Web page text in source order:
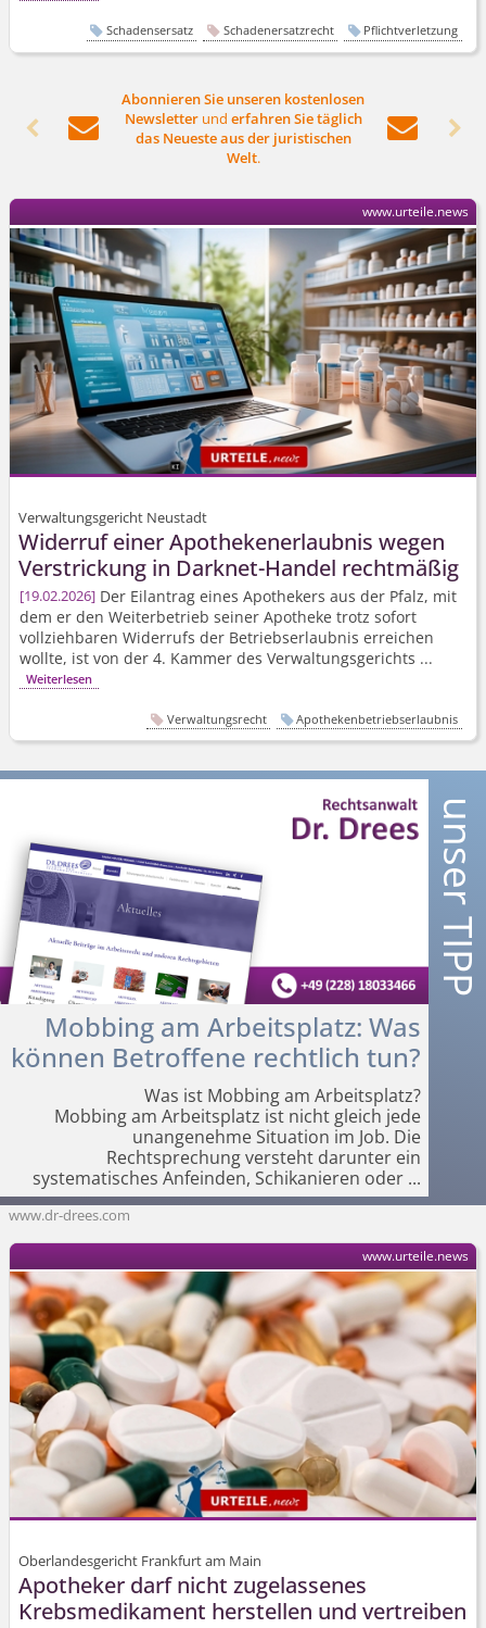
Schadensersatz Schadenersatzrecht Pflichtverletzung
 
Abonnieren Sie unseren kostenlosen
Newsletterund erfahren Sie täglich
das Neueste aus der juristischen
Welt.
 
Verwaltungsgericht Neustadt
Widerruf einer Apothekenerlaubnis wegen
Verstrickung in Darknet-Handel rechtmäßig
19.02.2026 Der Eilantrag eines Apothekers aus der Pfalz, mit
dem er den Weiterbetrieb seiner Apotheke trotz sofort
vollziehbaren Widerrufs der Betriebserlaubnis erreichen
wollte, ist von der 4. Kammer des Verwaltungsgerichts ...
Weiterlesen
www.urteile.news
Verwaltungsrecht Apothekenbetriebserlaubnis
Mobbing am Arbeitsplatz: Was
können Betroffene rechtlich tun?
Was ist Mobbing am Arbeitsplatz?
Mobbing am Arbeitsplatz ist nicht gleich jede
unangenehme Situation im Job. Die
Rechtsprechung versteht darunter ein
systematisches Anfeinden, Schikanieren oder ...
www.dr-drees.com
Oberlandesgericht Frankfurt am Main
Apotheker darf nicht zugelassenes
Krebsmedikament herstellen und vertreiben
www.urteile.news